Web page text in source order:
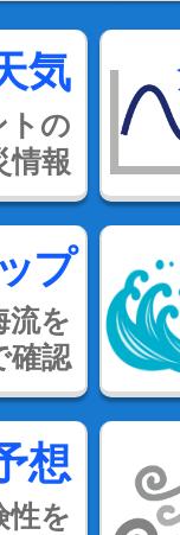
気
トの
情報
プ
流を
確認
想
性を